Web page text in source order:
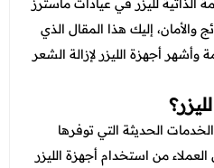
الذاتية لليزر في عيادات ماسترز
والأمان، إليك هذا المقال الذي
أجهزة الليزر لإزالة الشعر
الحديثة التي توفرها
العملاء من استخدام أجهزة الليزر